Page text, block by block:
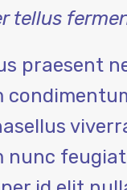
tellus
praesent
nunc